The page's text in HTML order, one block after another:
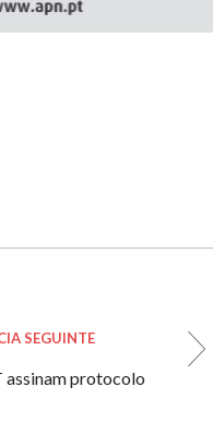
SEGUINTE
assinam protocolo